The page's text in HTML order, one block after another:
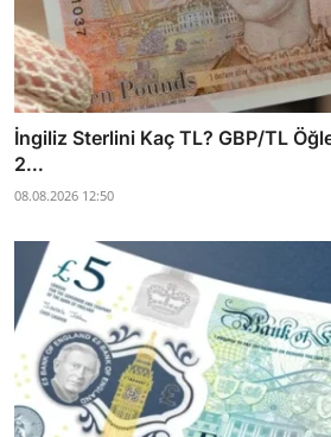
İngiliz Sterlini Kaç TL? GBP/TL
2...
08.08.2026 12:50